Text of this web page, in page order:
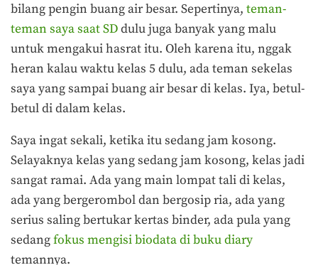
bilang pengin buang air besar. Sepertinya, teman-
teman saya saat SDdulu juga banyak yang malu
untuk mengakui hasrat itu. Oleh karena itu, nggak
heran kalau waktu kelas 5 dulu, ada teman sekelas
saya yang sampai buang air besar di kelas. Iya, betul-
betul di dalam kelas.
Saya ingat sekali, ketika itu sedang jam kosong.
Selayaknya kelas yang sedang jam kosong, kelas jadi
sangat ramai. Ada yang main lompat tali di kelas,
ada yang bergerombol dan bergosip ria, ada yang
serius saling bertukar kertas binder, ada pula yang
sedangfokus mengisi biodata di buku diary
temannya.